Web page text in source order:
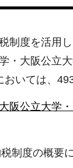
制度を活用
・大阪公立
いては、
大阪公立大学
制度の概要